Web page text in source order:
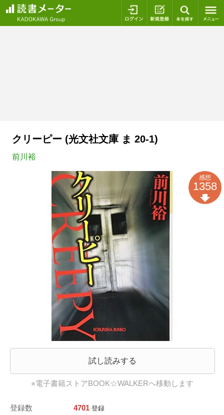
ログイン 新規登録
クリーピー (光文社文庫 ま 20-1)
前川裕
試し読みする
※電子書籍ストアBOOK☆WALKERへ移動します
登録数 4701 登録
感想
1358